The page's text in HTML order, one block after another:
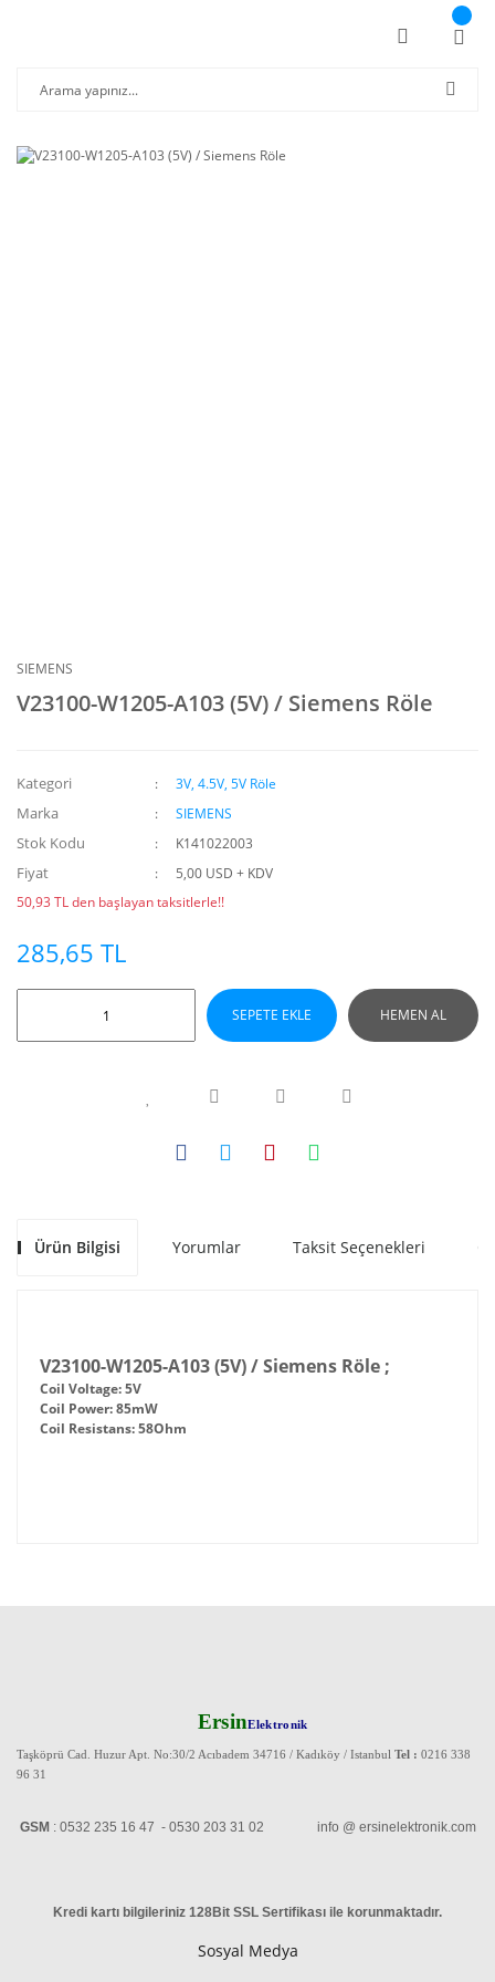
SIEMENS
V23100-W1205-A103 (5V) / Siemens Röle
Kategori 3V, 4.5V, 5V Röle
Marka SIEMENS
Stok Kodu K141022003
Fiyat
5,00 USD + KDV
50,93 TL den başlayan taksitlerle!!
285,65 TL
SEPETE EKLE HEMEN AL
Ürün Bilgisi Yorumlar Taksit Seçenekleri
V23100-W1205-A103 (5V) / Siemens Röle ;
Coil Voltage: 5V
Coil Power: 85mW
Coil Resistans: 58Ohm
ErsinElektronik
Taşköprü Cad. Huzur Apt. No:30/2 Acıbadem 34716 / Kadıköy / Istanbul Tel : 0216 338
96 31
GSM : 0532 235 16 47 - 0530 203 31 02 info @ ersinelektronik.com
Kredi kartı bilgileriniz 128Bit SSL Sertifikası ile korunmaktadır.
Sosyal Medya